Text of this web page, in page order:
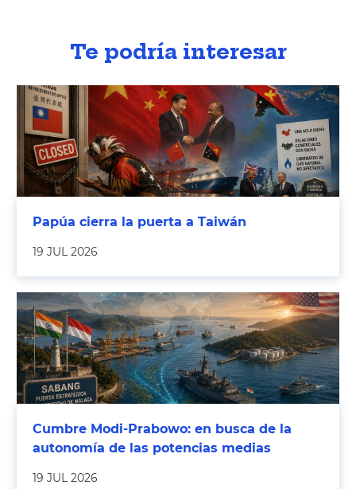
Te podría interesar
Papúa cierra la puerta a Taiwán
19 JUL 2026
Cumbre Modi-Prabowo: en busca de la
autonomía de las potencias medias
19 JUL 2026